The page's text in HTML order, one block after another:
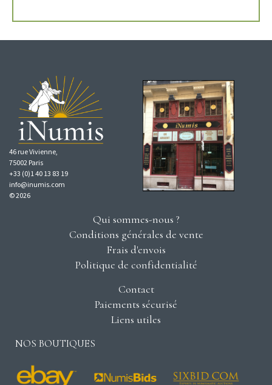
46 rue Vivienne,
75002 Paris
+33 (0)1 40 13 83 19
info@inumis.com
© 2026
Qui sommes-nous ?
Conditions générales de vente
Frais d'envois
Politique de confidentialité
Contact
Paiements sécurisé
Liens utiles
NOS BOUTIQUES